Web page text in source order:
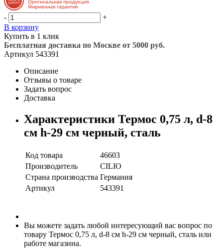
-
+
В корзину
Купить в 1 клик
Бесплатная доставка по Москве от 5000 руб.
Артикул 543391
Описание
Отзывы о товаре
Задать вопрос
Доставка
Характеристики Термос 0,75 л, d-8
см h-29 см черный, сталь
Код товара
46603
Производитель
CILIO
Страна производства Германия
Артикул
543391
Вы можете задать любой интересующий вас вопрос по
товару Термос 0,75 л, d-8 см h-29 см черный, сталь или
работе магазина.